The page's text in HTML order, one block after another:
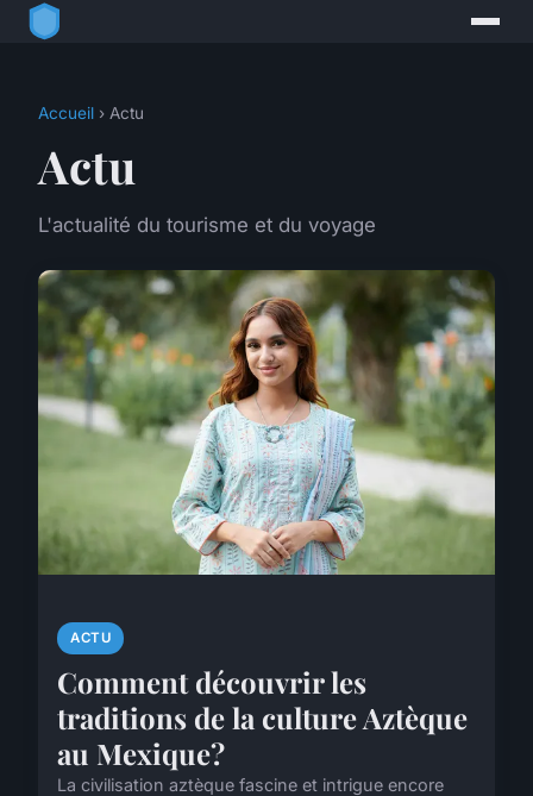
Accueil › Actu
Actu
L'actualité du tourisme et du voyage
ACTU
Comment découvrir les
traditions de la culture Aztèque
au Mexique?
La civilisation aztèque fascine et intrigue encore